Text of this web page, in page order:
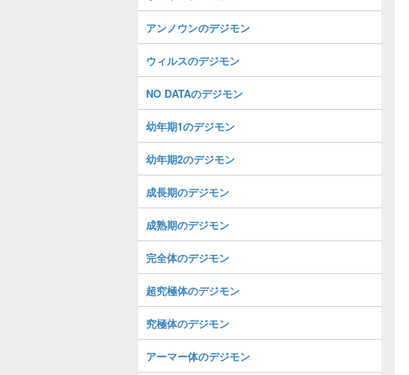
アンノウンのデジモン
ウィルスのデジモン
NO DATAのデジモン
幼年期1のデジモン
幼年期2のデジモン
成長期のデジモン
成熟期のデジモン
完全体のデジモン
超究極体のデジモン
究極体のデジモン
アーマー体のデジモン